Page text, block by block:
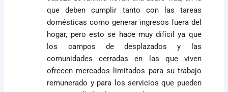
que deben cumplir tanto con las tareas
domésticas como generar ingresos fuera del
hogar, pero esto se hace muy difícil ya que
los campos de desplazados y las
comunidades cerradas en las que viven
ofrecen mercados limitados para su trabajo
remunerado y para los servicios que pueden